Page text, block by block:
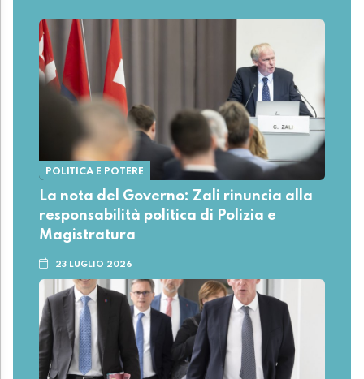
POLITICA E POTERE
La nota del Governo: Zali rinuncia alla
responsabilità politica di Polizia e
Magistratura
23 LUGLIO 2026